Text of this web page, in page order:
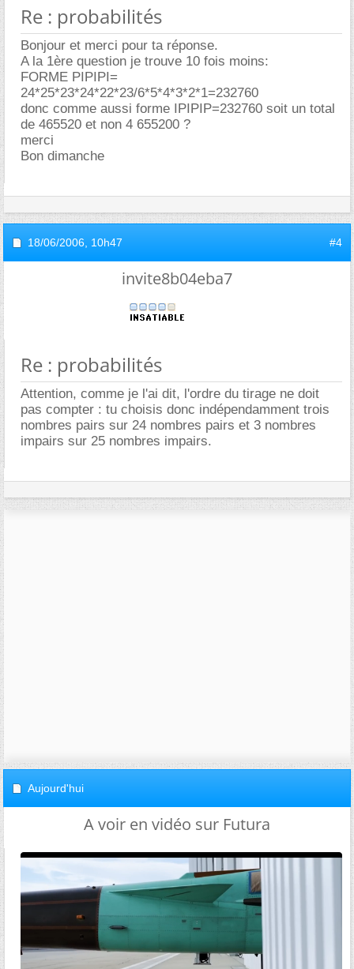
Re : probabilités
Bonjour et merci pour ta réponse.
A la 1ère question je trouve 10 fois moins:
FORME PIPIPI=
24*25*23*24*22*23/6*5*4*3*2*1=232760
donc comme aussi forme IPIPIP=232760 soit un total
de 465520 et non 4 655200 ?
merci
Bon dimanche
18/06/2006, 10h47 #4
invite8b04eba7
Re : probabilités
Attention, comme je l'ai dit, l'ordre du tirage ne doit
pas compter : tu choisis donc indépendamment trois
nombres pairs sur 24 nombres pairs et 3 nombres
impairs sur 25 nombres impairs.
Aujourd'hui
A voir en vidéo sur Futura